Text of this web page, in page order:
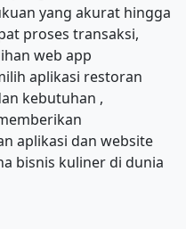
yang akurat hingga
proses transaksi,
web app
aplikasi restoran
kebutuhan ,
aplikasi dan website
bisnis kuliner di dunia